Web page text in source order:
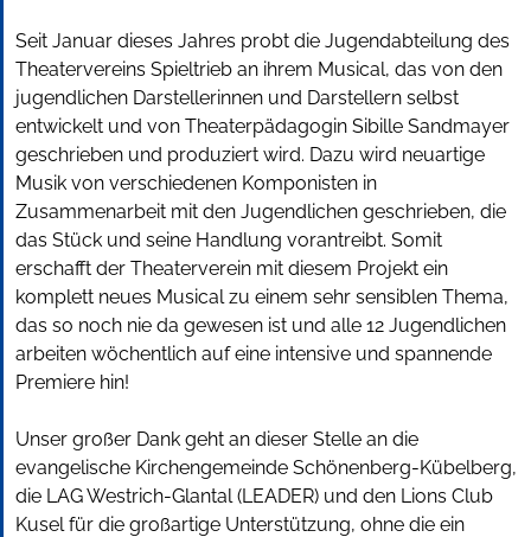
Seit Januar dieses Jahres probt die Jugendabteilung des
Theatervereins Spieltrieb an ihrem Musical, das von den
jugendlichen Darstellerinnen und Darstellern selbst
entwickelt und von Theaterpädagogin Sibille Sandmayer
geschrieben und produziert wird. Dazu wird neuartige
Musik von verschiedenen Komponisten in
Zusammenarbeit mit den Jugendlichen geschrieben, die
das Stück und seine Handlung vorantreibt. Somit
erschafft der Theaterverein mit diesem Projekt ein
komplett neues Musical zu einem sehr sensiblen Thema,
das so noch nie da gewesen ist und alle 12 Jugendlichen
arbeiten wöchentlich auf eine intensive und spannende
Premiere hin!
Unser großer Dank geht an dieser Stelle an die
evangelische Kirchengemeinde Schönenberg-Kübelberg,
die LAG Westrich-Glantal (LEADER) und den Lions Club
Kusel für die großartige Unterstützung, ohne die ein